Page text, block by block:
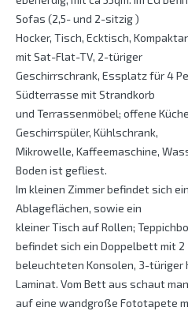
Sofas (2,5- und 2-sitzig )
Hocker, Tisch, Ecktisch,
mit Sat-Flat-TV, 2-türiger
Geschirrschrank, Essplatz für 4
Südterrasse mit Strandkorb
und Terrassenmöbel; offene
Geschirrspüler, Kühlschrank,
Mikrowelle, Kaffeemaschine,
Boden ist gefliest.
Im kleinen Zimmer befindet sich
Ablageflächen, sowie ein
kleiner Tisch auf Rollen;
befindet sich ein Doppelbett mit 2
beleuchteten Konsolen, 3-türiger
Laminat. Vom Bett aus schaut man
auf eine wandgroße Fototapete